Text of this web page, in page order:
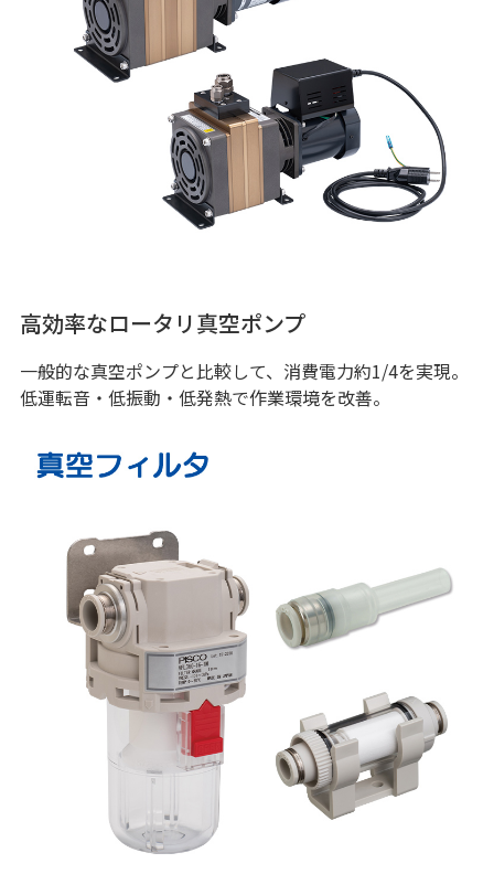
高効率なロータリ真空ポンプ
一般的な真空ポンプと比較して、消費電力約1/4を実現。
低運転音・低振動・低発熱で作業環境を改善。